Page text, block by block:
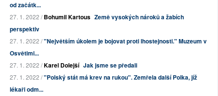
od začátk...
27. 1. 2022 /Bohumil Kartous Země vysokých nároků a žabích
perspektiv
27. 1. 2022 /"Největším úkolem je bojovat proti lhostejnosti." Muzeum v
Osvětimi...
27. 1. 2022 /Karel Dolejší Jak jsme se předali
27. 1. 2022 /"Polský stát má krev na rukou". Zemřela další Polka, jíž
lékaři odm...